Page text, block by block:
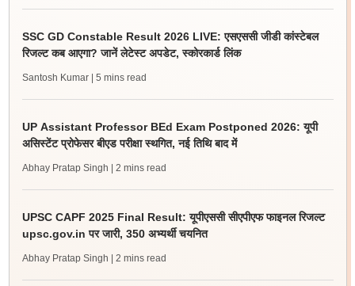
SSC GD Constable Result 2026 LIVE: एसएससी जीडी कांस्टेबल
रिजल्ट कब आएगा? जानें लेटेस्ट अपडेट, स्कोरकार्ड लिंक
Santosh Kumar | 5 mins read
UP Assistant Professor BEd Exam Postponed 2026: यूपी
असिस्टेंट प्रोफेसर बीएड परीक्षा स्थगित, नई तिथि बाद में
Abhay Pratap Singh | 2 mins read
UPSC CAPF 2025 Final Result: यूपीएससी सीएपीएफ फाइनल रिजल्ट
upsc.gov.in पर जारी, 350 अभ्यर्थी चयनित
Abhay Pratap Singh | 2 mins read